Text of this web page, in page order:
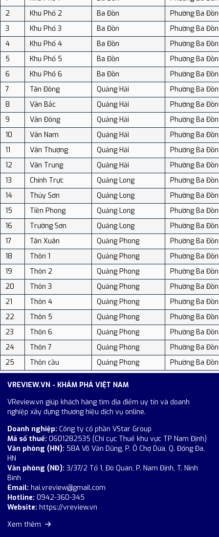
2
Khu Phố 2 Ba Đồn
Phường Ba Đồn
3
Khu Phố 3 Ba Đồn
Phường Ba Đồn
4
Khu Phố 4 Ba Đồn
Phường Ba Đồn
5
Khu Phố 5 Ba Đồn
Phường Ba Đồn
6
Khu Phố 6 Ba Đồn
Phường Ba Đồn
7
Tân Đông Quảng Hải
Phường Ba Đồn
8
Vân Bắc Quảng Hải
Phường Ba Đồn
9
Vân Đông Quảng Hải
Phường Ba Đồn
10
Vân Nam Quảng Hải
Phường Ba Đồn
11
Vân Thượng Quảng Hải
Phường Ba Đồn
12
Vân Trung Quảng Hải
Phường Ba Đồn
13
Chính Trực Quảng Long
Phường Ba Đồn
14
Thủy Sơn Quảng Long
Phường Ba Đồn
15
Tiền Phong Quảng Long
Phường Ba Đồn
16
Trường Sơn Quảng Long
Phường Ba Đồn
17
Tân Xuân Quảng Phong
Phường Ba Đồn
18
Thôn 1 Quảng Phong
Phường Ba Đồn
19
Thôn 2 Quảng Phong
Phường Ba Đồn
20
Thôn 3 Quảng Phong
Phường Ba Đồn
21
Thôn 4 Quảng Phong
Phường Ba Đồn
22
Thôn 5 Quảng Phong
Phường Ba Đồn
23
Thôn 6 Quảng Phong
Phường Ba Đồn
24
Thôn 7 Quảng Phong
Phường Ba Đồn
25
Thôn cầu Quảng Phong Phường Ba Đồn
VREVIEW.VN - KHÁM PHÁ VIỆT NAM
VReview.vn giúp khách hàng tìm địa điểm uy tín và doanh
nghiệp xây dựng thương hiệu dịch vụ online.
Doanh nghiệp: Công ty cổ phần VStar Group
Mã số thuế: 0601282535 (Chi cục Thuế khu vực TP Nam Định)
Văn phòng (HN): 58A Võ Văn Dũng, P. Ô Chợ Dừa, Q. Đống Đa,
HN
Văn phòng (NĐ): 3/37/2 Tổ 1, Đò Quan, P. Nam Định, T. Ninh
Bình
Email: hai.vreview@gmail.com
Hotline: 0942-360-345
Website: https://vreview.vn
Xem thêm